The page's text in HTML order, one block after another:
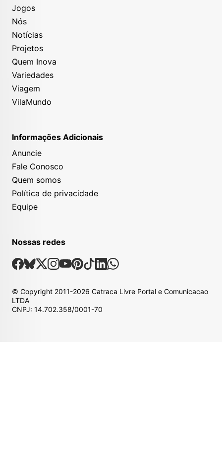
Jogos
Nós
Notícias
Projetos
Quem Inova
Variedades
Viagem
VilaMundo
Informações Adicionais
Anuncie
Fale Conosco
Quem somos
Política de privacidade
Equipe
Nossas redes
Nossas Redes Sociais
Facebook
Bsky
X Instagram
Youtube
Pinterest
TiktokLinkedin
Whatsapp
© Copyright 2011-2026 Catraca Livre Portal e Comunicacao
LTDA
CNPJ: 14.702.358/0001-70